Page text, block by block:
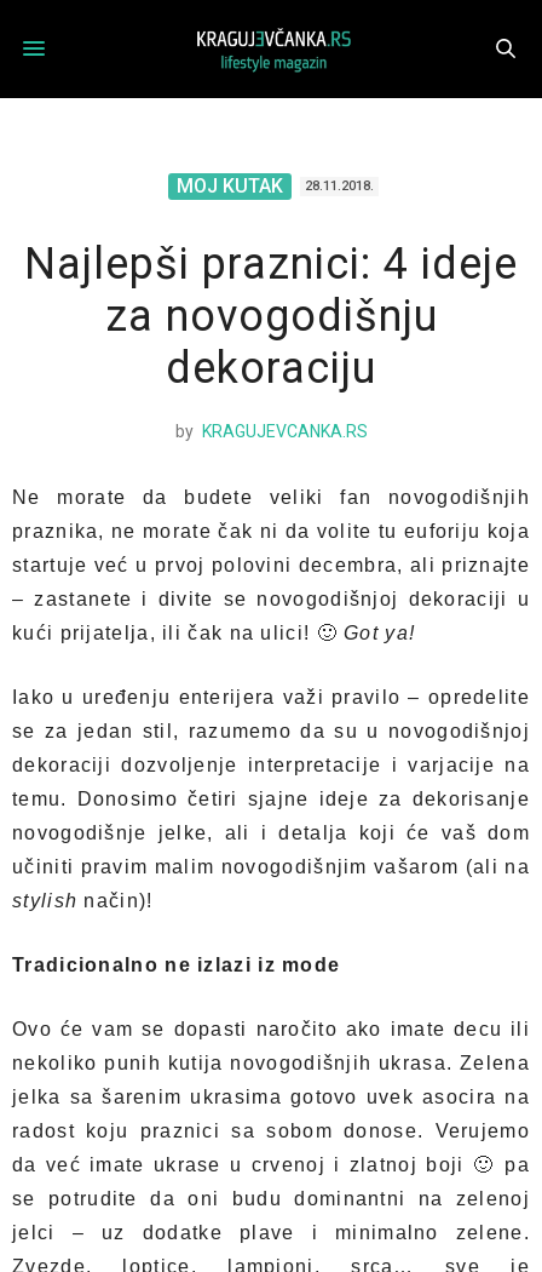
MOJ KUTAK 28.11.2018.
Najlepši praznici: 4 ideje
za novogodišnju
dekoraciju
by KRAGUJEVCANKA.RS
Ne morate da budete veliki fan novogodišnjih
praznika, ne morate čak ni da volite tu euforiju koja
startuje već u prvoj polovini decembra, ali priznajte
– zastanete i divite se novogodišnjoj dekoraciji u
kući prijatelja, ili čak na ulici! 🙂Got ya!
Iako u uređenju enterijera važi pravilo – opredelite
se za jedan stil, razumemo da su u novogodišnjoj
dekoraciji dozvoljenje interpretacije i varjacije na
temu. Donosimo četiri sjajne ideje za dekorisanje
novogodišnje jelke, ali i detalja koji će vaš dom
učiniti pravim malim novogodišnjim vašarom (ali na
stylish način)!
Tradicionalno ne izlazi iz mode
Ovo će vam se dopasti naročito ako imate decu ili
nekoliko punih kutija novogodišnjih ukrasa. Zelena
jelka sa šarenim ukrasima gotovo uvek asocira na
radost koju praznici sa sobom donose. Verujemo
da već imate ukrase u crvenoj i zlatnoj boji 🙂 pa
se potrudite da oni budu dominantni na zelenoj
jelci – uz dodatke plave i minimalno zelene.
Zvezde, loptice, lampioni, srca… sve je